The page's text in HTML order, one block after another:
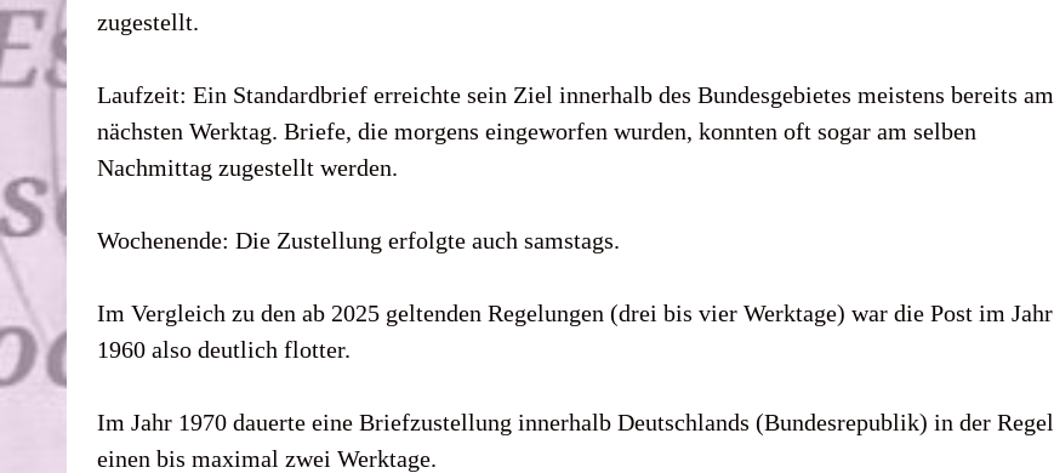
zugestellt.
Laufzeit: Ein Standardbrief erreichte sein Ziel innerhalb des Bundesgebietes meistens bereits am
nächsten Werktag. Briefe, die morgens eingeworfen wurden, konnten oft sogar am selben
Nachmittag zugestellt werden.
Wochenende: Die Zustellung erfolgte auch samstags.
Im Vergleich zu den ab 2025 geltenden Regelungen (drei bis vier Werktage) war die Post im Jahr
1960 also deutlich flotter.
Im Jahr 1970 dauerte eine Briefzustellung innerhalb Deutschlands (Bundesrepublik) in der Regel
einen bis maximal zwei Werktage.